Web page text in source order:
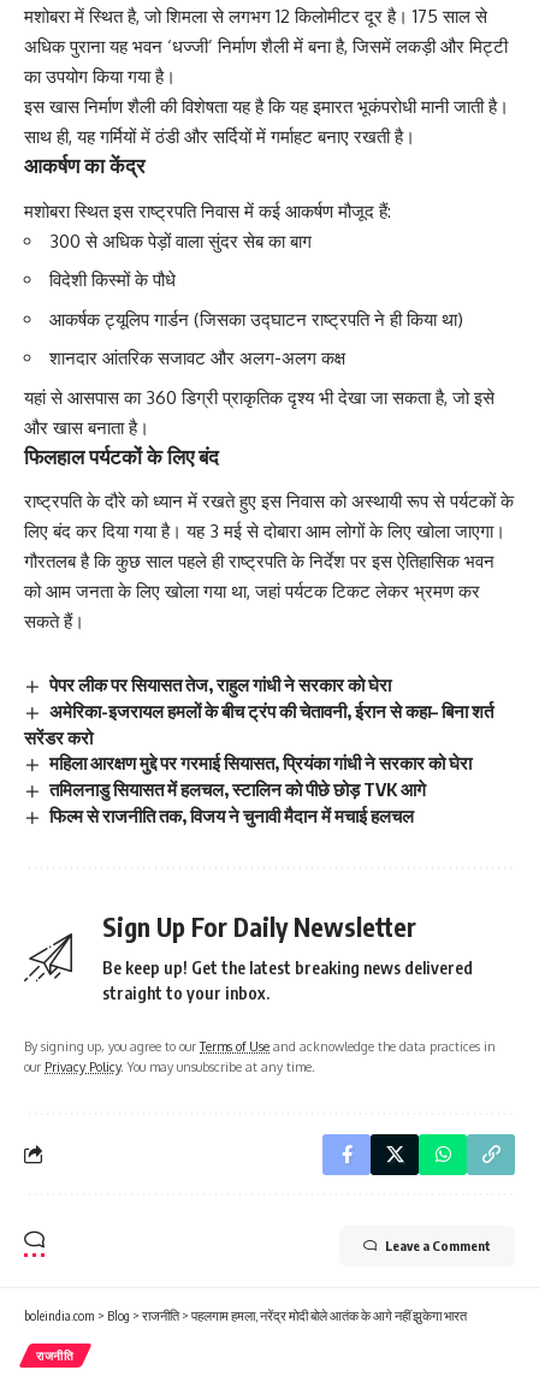
मशोबरा में स्थित है, जो शिमला से लगभग 12 किलोमीटर दूर है। 175 साल से
अधिक पुराना यह भवन ‘धज्जी’ निर्माण शैली में बना है, जिसमें लकड़ी और मिट्टी
का उपयोग किया गया है।
इस खास निर्माण शैली की विशेषता यह है कि यह इमारत भूकंपरोधी मानी जाती है।
साथ ही, यह गर्मियों में ठंडी और सर्दियों में गर्माहट बनाए रखती है।
आकर्षण का केंद्र
मशोबरा स्थित इस राष्ट्रपति निवास में कई आकर्षण मौजूद हैं:
300 से अधिक पेड़ों वाला सुंदर सेब का बाग
विदेशी किस्मों के पौधे
आकर्षक ट्यूलिप गार्डन (जिसका उद्घाटन राष्ट्रपति ने ही किया था)
शानदार आंतरिक सजावट और अलग-अलग कक्ष
यहां से आसपास का 360 डिग्री प्राकृतिक दृश्य भी देखा जा सकता है, जो इसे
और खास बनाता है।
फिलहाल पर्यटकों के लिए बंद
राष्ट्रपति के दौरे को ध्यान में रखते हुए इस निवास को अस्थायी रूप से पर्यटकों के
लिए बंद कर दिया गया है। यह 3 मई से दोबारा आम लोगों के लिए खोला जाएगा।
गौरतलब है कि कुछ साल पहले ही राष्ट्रपति के निर्देश पर इस ऐतिहासिक भवन
को आम जनता के लिए खोला गया था, जहां पर्यटक टिकट लेकर भ्रमण कर
सकते हैं।
पेपर लीक पर सियासत तेज, राहुल गांधी ने सरकार को घेरा
अमेरिका-इजरायल हमलों के बीच ट्रंप की चेतावनी, ईरान से कहा– बिना शर्त
सरेंडर करो
महिला आरक्षण मुद्दे पर गरमाई सियासत, प्रियंका गांधी ने सरकार को घेरा
तमिलनाडु सियासत में हलचल, स्टालिन को पीछे छोड़ TVK आगे
फिल्म से राजनीति तक, विजय ने चुनावी मैदान में मचाई हलचल
Sign Up For Daily Newsletter
Be keep up! Get the latest breaking news delivered
straight to your inbox.
By signing up, you agree to ourTerms of Use and acknowledge the data practices in
our Privacy Policy. You may unsubscribe at any time.
Leave a Comment
boleindia.com > Blog > राजनीति> पहलगाम हमला, नरेंद्र मोदी बोले आतंक के आगे नहीं झुकेगा भारत
राजनीति